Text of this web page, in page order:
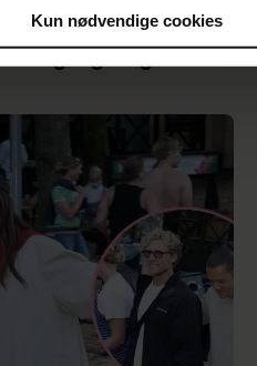
Kun nødvendige cookies